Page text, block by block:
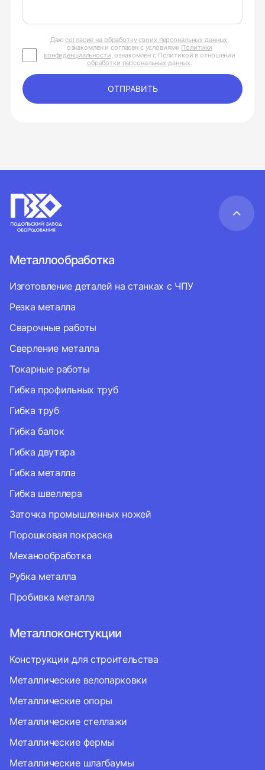
Даюсогласие на обработку своих персональных данных,
ознакомлен и согласен с условиями Политики
конфиденциальности, ознакомлен с Политикой в отношении
обработки персональных данных.
ОТПРАВИТЬ
Металлообработка
Изготовление деталей на станках с ЧПУ
Резка металла
Сварочные работы
Сверление металла
Токарные работы
Гибка профильных труб
Гибка труб
Гибка балок
Гибка двутара
Гибка металла
Гибка швеллера
Заточка промышленных ножей
Порошковая покраска
Механообработка
Рубка металла
Пробивка металла
Металлоконстукции
Конструкции для строительства
Металлические велопарковки
Металлические опоры
Металлические стеллажи
Металлические фермы
Металлические шлагбаумы